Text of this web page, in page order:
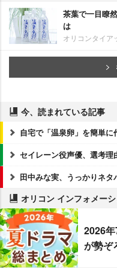
茶葉で一目瞭
は
オリコンタイア
今、読まれている記事
自宅で「温泉卵」を簡単に
セイレーン役声優、選考理
田中みな実、うっかりネタ
オリコン インフォメー
2026
が勢ぞ